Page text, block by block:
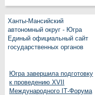
Ханты-Мансийский
автономный округ - Югра
Единый официальный сайт
государственных органов
Югра завершила подготовку
к проведению XVII
Международного IT‑Форума